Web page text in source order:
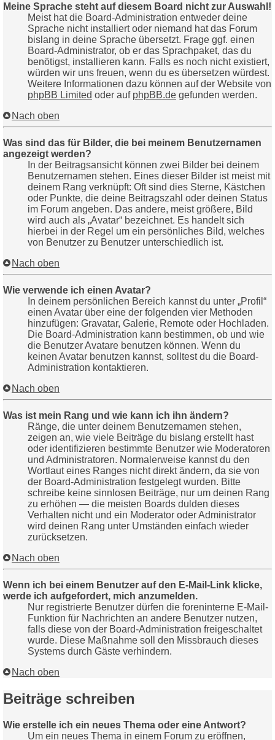
Meine Sprache steht auf diesem Board nicht zur Auswahl!
Meist hat die Board-Administration entweder deine
Sprache nicht installiert oder niemand hat das Forum
bislang in deine Sprache übersetzt. Frage ggf. einen
Board-Administrator, ob er das Sprachpaket, das du
benötigst, installieren kann. Falls es noch nicht existiert,
würden wir uns freuen, wenn du es übersetzen würdest.
Weitere Informationen dazu können auf der Website von
phpBB Limited oder auf phpBB.de gefunden werden.
Nach oben
Was sind das für Bilder, die bei meinem Benutzernamen
angezeigt werden?
In der Beitragsansicht können zwei Bilder bei deinem
Benutzernamen stehen. Eines dieser Bilder ist meist mit
deinem Rang verknüpft: Oft sind dies Sterne, Kästchen
oder Punkte, die deine Beitragszahl oder deinen Status
im Forum angeben. Das andere, meist größere, Bild
wird auch als „Avatar“ bezeichnet. Es handelt sich
hierbei in der Regel um ein persönliches Bild, welches
von Benutzer zu Benutzer unterschiedlich ist.
Nach oben
Wie verwende ich einen Avatar?
In deinem persönlichen Bereich kannst du unter „Profil“
einen Avatar über eine der folgenden vier Methoden
hinzufügen: Gravatar, Galerie, Remote oder Hochladen.
Die Board-Administration kann bestimmen, ob und wie
die Benutzer Avatare benutzen können. Wenn du
keinen Avatar benutzen kannst, solltest du die Board-
Administration kontaktieren.
Nach oben
Was ist mein Rang und wie kann ich ihn ändern?
Ränge, die unter deinem Benutzernamen stehen,
zeigen an, wie viele Beiträge du bislang erstellt hast
oder identifizieren bestimmte Benutzer wie Moderatoren
und Administratoren. Normalerweise kannst du den
Wortlaut eines Ranges nicht direkt ändern, da sie von
der Board-Administration festgelegt wurden. Bitte
schreibe keine sinnlosen Beiträge, nur um deinen Rang
zu erhöhen — die meisten Boards dulden dieses
Verhalten nicht und ein Moderator oder Administrator
wird deinen Rang unter Umständen einfach wieder
zurücksetzen.
Nach oben
Wenn ich bei einem Benutzer auf den E-Mail-Link klicke,
werde ich aufgefordert, mich anzumelden.
Nur registrierte Benutzer dürfen die foreninterne E-Mail-
Funktion für Nachrichten an andere Benutzer nutzen,
falls diese von der Board-Administration freigeschaltet
wurde. Diese Maßnahme soll den Missbrauch dieses
Systems durch Gäste verhindern.
Nach oben
Beiträge schreiben
Wie erstelle ich ein neues Thema oder eine Antwort?
Um ein neues Thema in einem Forum zu eröffnen,